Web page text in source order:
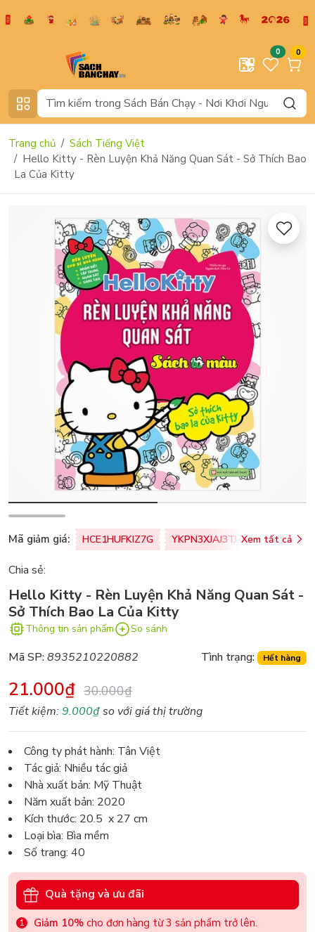
0 0
Trang chủ
Sách Tiếng Việt
Hello Kitty - Rèn Luyện Khả Năng Quan Sát - Sở Thích Bao
La Của Kitty
Mã giảm giá: HCE1HUFKIZ7G YKPN3XJAJ3TJ Xem tất cả
Chia sẻ:
Hello Kitty - Rèn Luyện Khả Năng Quan Sát -
Sở Thích Bao La Của Kitty
Thông tin sản phẩm So sánh
Mã SP:8935210220882 Tình trạng: Hết hàng
21.000₫ 30.000₫
Tiết kiệm:9.000₫so với giá thị trường
Công ty phát hành: Tân Việt
Tác giả: Nhiều tác giả
Nhà xuất bản: Mỹ Thuật
Năm xuất bản: 2020
Kích thước: 20.5 x 27 cm
Loại bìa: Bìa mềm
Số trang: 40
Quà tặng và ưu đãi
Giảm 10% cho đơn hàng từ 3 sản phẩm trở lên.